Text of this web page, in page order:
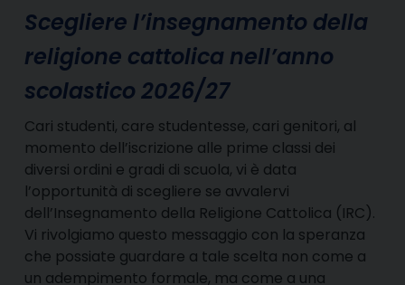
Scegliere l’insegnamento della
religione cattolica nell’anno
scolastico 2026/27
Cari studenti, care studentesse, cari genitori, al
momento dell’iscrizione alle prime classi dei
diversi ordini e gradi di scuola, vi è data
l’opportunità di scegliere se avvalervi
dell’Insegnamento della Religione Cattolica (IRC).
Vi rivolgiamo questo messaggio con la speranza
che possiate guardare a tale scelta non come a
un adempimento formale, ma come a una